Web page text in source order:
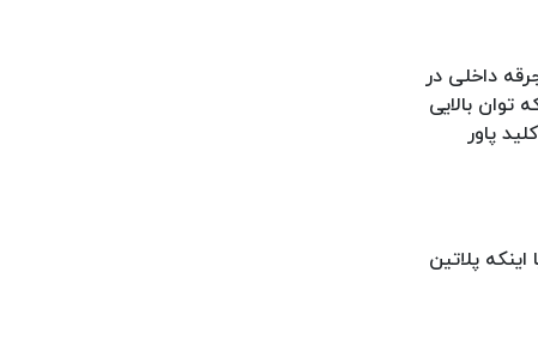
داخلی در
بالایی
پاور
پلاتین